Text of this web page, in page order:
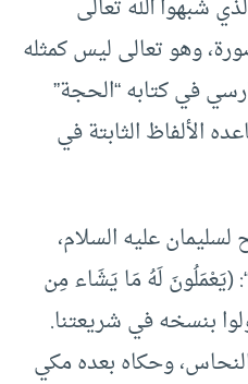
شبهوا الله تعالى
وهو تعالى ليس كمثله
في كتابه “الحجة”
الألفاظ الثابتة في
عليه السلام،
(يَعْمَلُونَ لَهُ مَا يَشَاء مِن
بنسخه في شريعتنا.
وحكاه بعده مكي